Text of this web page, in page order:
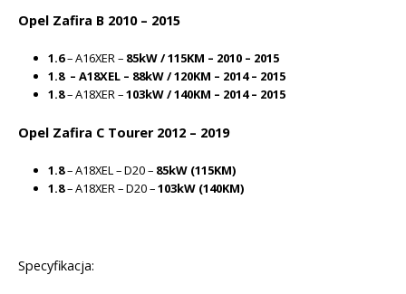
Opel Zafira B 2010 – 2015
1.6– A16XER – 85kW / 115KM – 2010 – 2015
1.8 – A18XEL – 88kW / 120KM – 2014 – 2015
1.8– A18XER –103kW / 140KM – 2014 – 2015
Opel Zafira C Tourer 2012 – 2019
1.8– A18XEL – D20 – 85kW (115KM)
1.8– A18XER – D20 –103kW (140KM)
Specyfikacja: